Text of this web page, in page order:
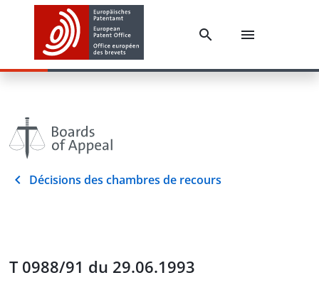
Décisions des chambres de recours
T 0988/91 du 29.06.1993